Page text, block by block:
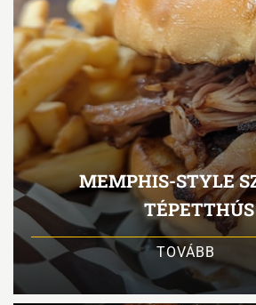
MEMPHIS-STYLE
TÉPETTHÚS
TOVÁBB